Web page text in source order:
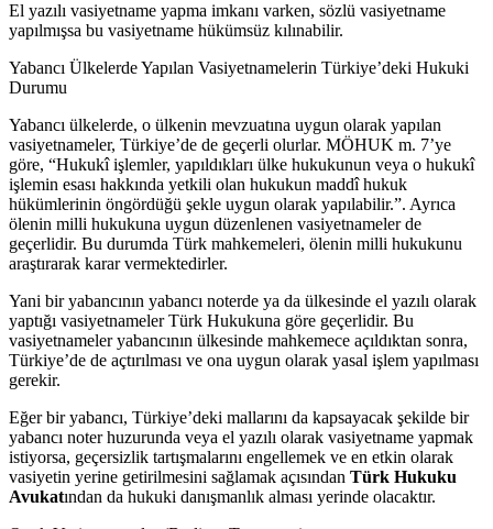
El yazılı vasiyetname yapma imkanı varken, sözlü vasiyetname
yapılmışsa bu vasiyetname hükümsüz kılınabilir.
Yabancı Ülkelerde Yapılan Vasiyetnamelerin Türkiye’deki Hukuki
Durumu
Yabancı ülkelerde, o ülkenin mevzuatına uygun olarak yapılan
vasiyetnameler, Türkiye’de de geçerli olurlar. MÖHUK m. 7’ye
göre, “Hukukî işlemler, yapıldıkları ülke hukukunun veya o hukukî
işlemin esası hakkında yetkili olan hukukun maddî hukuk
hükümlerinin öngördüğü şekle uygun olarak yapılabilir.”. Ayrıca
ölenin milli hukukuna uygun düzenlenen vasiyetnameler de
geçerlidir. Bu durumda Türk mahkemeleri, ölenin milli hukukunu
araştırarak karar vermektedirler.
Yani bir yabancının yabancı noterde ya da ülkesinde el yazılı olarak
yaptığı vasiyetnameler Türk Hukukuna göre geçerlidir. Bu
vasiyetnameler yabancının ülkesinde mahkemece açıldıktan sonra,
Türkiye’de de açtırılması ve ona uygun olarak yasal işlem yapılması
gerekir.
Eğer bir yabancı, Türkiye’deki mallarını da kapsayacak şekilde bir
yabancı noter huzurunda veya el yazılı olarak vasiyetname yapmak
istiyorsa, geçersizlik tartışmalarını engellemek ve en etkin olarak
vasiyetin yerine getirilmesini sağlamak açısından Türk Hukuku
Avukatından da hukuki danışmanlık alması yerinde olacaktır.